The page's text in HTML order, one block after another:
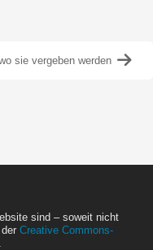
sie vergeben werden
sind – soweit nicht
Creative Commons-